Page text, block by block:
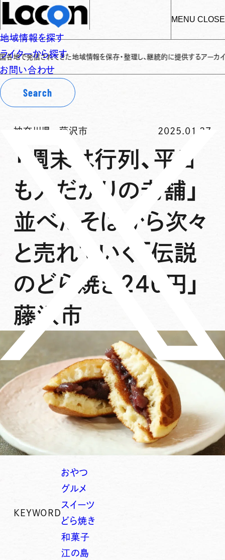
MENU CLOSE
地域情報を探す
ライターから探す
お問い合わせ
Search
てきた地域情報を保存・整理し、継続的に提供するアーカイブサイトです✌
神奈川県 藤沢市 2025.01.27
「週末は行列、平日
も人だかりの老舗」
並べたそばから次々
と売れていく「伝説
のどら焼き240円」
藤沢市
KEYWORD
おやつ
グルメ
スイーツ
どら焼き
和菓子
江の島